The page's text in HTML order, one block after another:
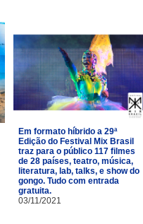
Em formato híbrido a 29ª
Edição do Festival Mix Brasil
traz para o público 117 filmes
de 28 países, teatro, música,
literatura, lab, talks, e show do
gongo. Tudo com entrada
gratuita.
03/11/2021